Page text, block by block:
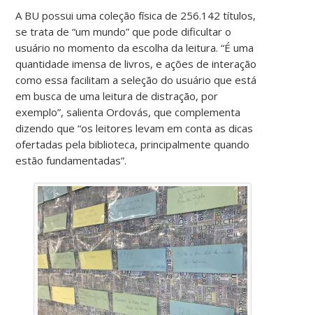
A BU possui uma coleção física de 256.142 títulos,
se trata de “um mundo” que pode dificultar o
usuário no momento da escolha da leitura. “É uma
quantidade imensa de livros, e ações de interação
como essa facilitam a seleção do usuário que está
em busca de uma leitura de distração, por
exemplo”, salienta Ordovás, que complementa
dizendo que “os leitores levam em conta as dicas
ofertadas pela biblioteca, principalmente quando
estão fundamentadas”.